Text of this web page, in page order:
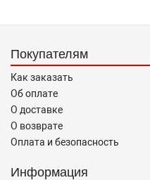
Покупателям
Как заказать
Об оплате
О доставке
О возврате
Оплата и безопасность
Информация